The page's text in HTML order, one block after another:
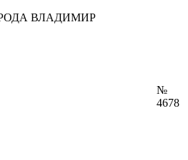
ВЛАДИМИР
№
4678